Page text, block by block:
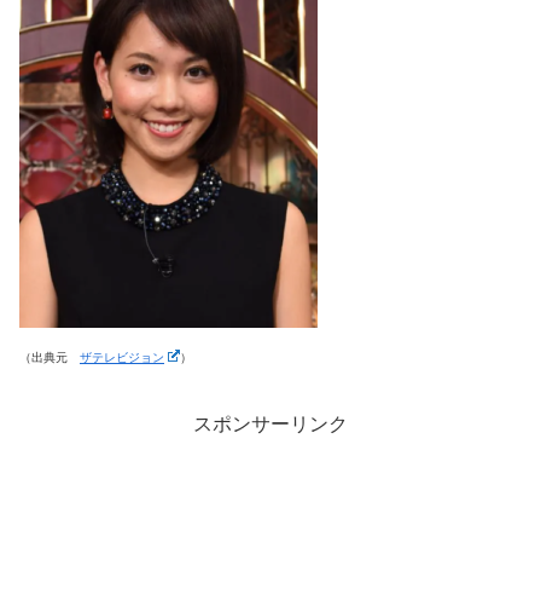
（出典元 ザテレビジョン ）
スポンサーリンク